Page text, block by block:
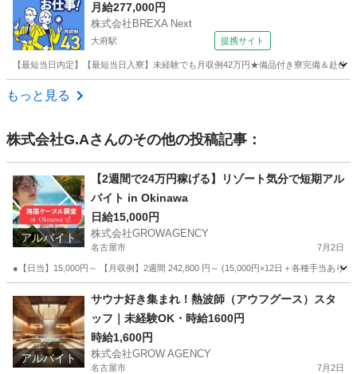
月給277,000円
株式会社BREXA Next
大府駅 提携サイト
【最短当日内定】【最短当日入寮】未経験でも月収例42万円★備品付き寮完備＆赴
愛知 大府市
もっと見る
株式会社G.Aさんのその他の投稿記事：
アルバイト
【2週間で24万円稼げる】リゾート気分で短期アル
バイト in Okinawa
日給15,000円
株式会社GROWAGENCY
名古屋市 7月2日
●【日当】15,000円～ 【月収例】2週間 242,800 円～ (15,000円×12日＋各種手当あり)
その他 自営業
アルバイト
サウナ好き集まれ！熱波師（アウフグース）スタ
ッフ｜未経験OK・時給1600円
時給1,600円
株式会社GROW AGENCY
名古屋市 7月2日